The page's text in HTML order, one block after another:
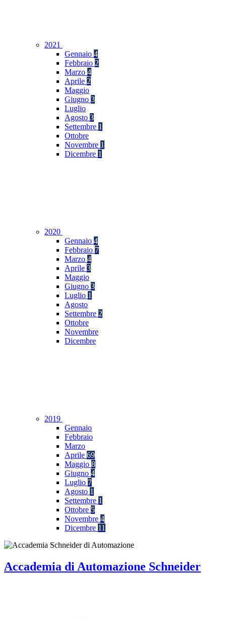
2021
Gennaio 4
Febbraio 2
Marzo 4
Aprile 2
Maggio
Giugno 3
Luglio
Agosto 3
Settembre 1
Ottobre
Novembre 1
Dicembre 1
2020
Gennaio 4
Febbraio 7
Marzo 4
Aprile 3
Maggio
Giugno 3
Luglio 1
Agosto
Settembre 2
Ottobre
Novembre
Dicembre
2019
Gennaio
Febbraio
Marzo
Aprile 69
Maggio 8
Giugno 4
Luglio 7
Agosto 1
Settembre 1
Ottobre 5
Novembre 4
Dicembre 11
Accademia di Automazione Schneider